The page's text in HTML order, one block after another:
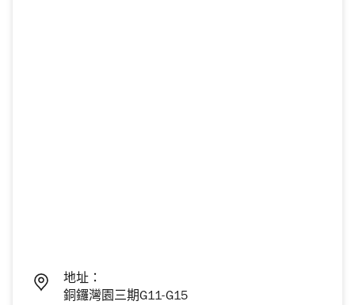
地址：
銅鑼灣園三期G11-G15